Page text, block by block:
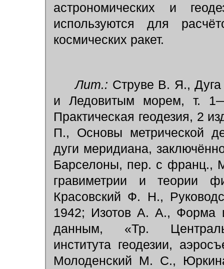
астрономических и
используются для
космических ракет.
Лит.: Струве В. Я.,
и Ледовитым морем, т.
Практическая геодезия, 2
П., Основы метрической
дуги меридиана,
Барселоны, пер. с
гравиметрии и теории
Красовский Ф. Н.,
1942; Изотов А. А., Форма
данным, «Тр.
института геодезии,
Молоденский М. С.,